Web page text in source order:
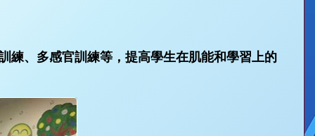
練、多感官訓練等，提高學生在肌能和學習上的